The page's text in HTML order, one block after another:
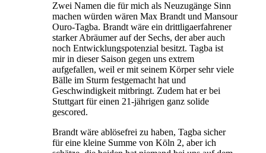
Zwei Namen die für mich als Neuzugänge Sinn
machen würden wären Max Brandt und Mansour
Ouro-Tagba. Brandt wäre ein drittligaerfahrener
starker Abräumer auf der Sechs, der aber auch
noch Entwicklungspotenzial besitzt. Tagba ist
mir in dieser Saison gegen uns extrem
aufgefallen, weil er mit seinem Körper sehr viele
Bälle im Sturm festgemacht hat und
Geschwindigkeit mitbringt. Zudem hat er bei
Stuttgart für einen 21-jährigen ganz solide
gescored.
Brandt wäre ablösefrei zu haben, Tagba sicher
für eine kleine Summe von Köln 2, aber ich